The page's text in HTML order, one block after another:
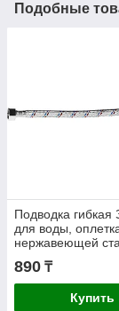
Подобные
Подводка гибкая
для воды,
нержавеющей
030)
890 ₸
Купить